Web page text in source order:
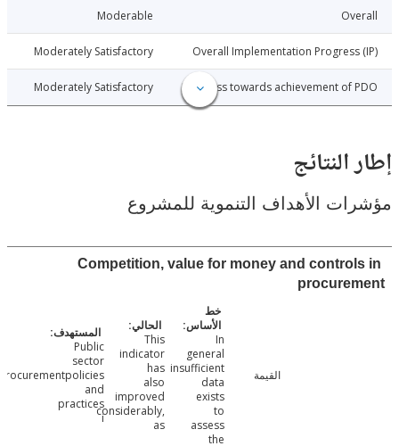
Moderable
Overall Implementation
Moderately Satisfactory
04-20
Progress towards achievement of
Moderately Satisfactory
04-20
الأهداف التنموية للمشروع
Competition, value for money and
insufficient
data
indicator
has
also
improved
considerably,
as
Public
sector
procurementpolicies
and
practices
i